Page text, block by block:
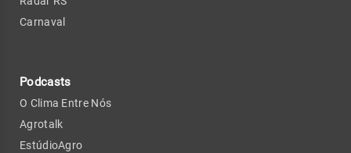
Carnaval
Podcasts
O Clima Entre Nós
Agrotalk
EstúdioAgro